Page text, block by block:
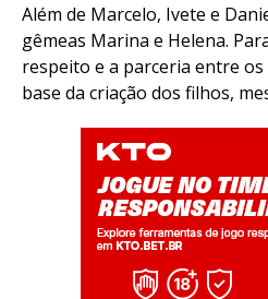
Além de Marcelo, Ivete e
gêmeas Marina e Helena.
respeito e a parceria entre
base da criação dos filhos,